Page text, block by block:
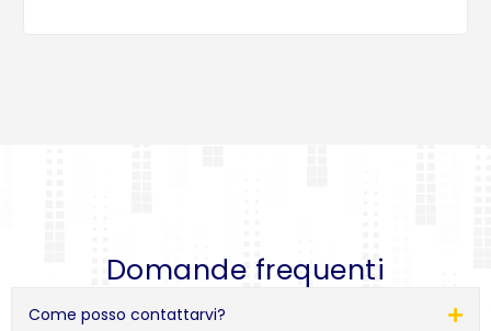
Domande frequenti
Come posso contattarvi?